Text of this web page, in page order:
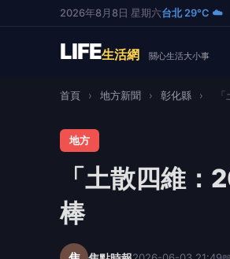
2026年8月8日 星期六台北 29°C ☁️
LIFE生活網 關心生活大小事
首頁 › 地方新聞 › 彰化縣 ›
地方
「土散四維
棒